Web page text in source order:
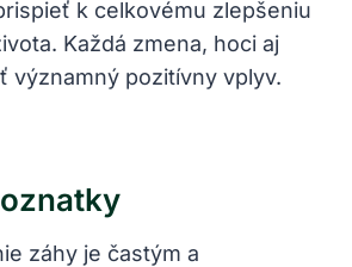
k celkovému zlepšeniu
Každá zmena, hoci aj
významný pozitívny vplyv.
záhy je častým a